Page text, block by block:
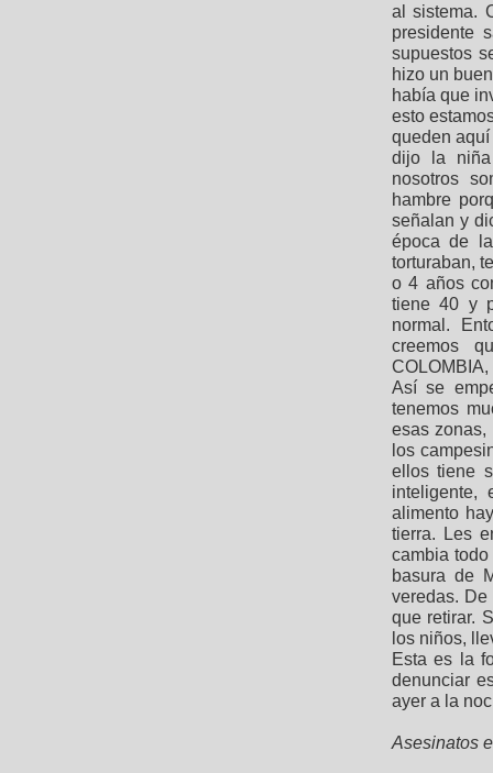
al sistema.
presidente
supuestos
hizo un
había que
esto
queden
dijo la
nosotros
hambre
señalan y
época de
torturaban,
o 4 años
tiene 40 y
normal.
creemos
Así se
tenemos
esas
los
ellos tiene
alimento
tierra. Les
cambia
basura de
veredas.
que retirar.
los niños,
Esta es la
denunciar
ayer a la
Asesinatos